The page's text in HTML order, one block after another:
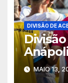
DIVISÃO DE
MAIO 13,